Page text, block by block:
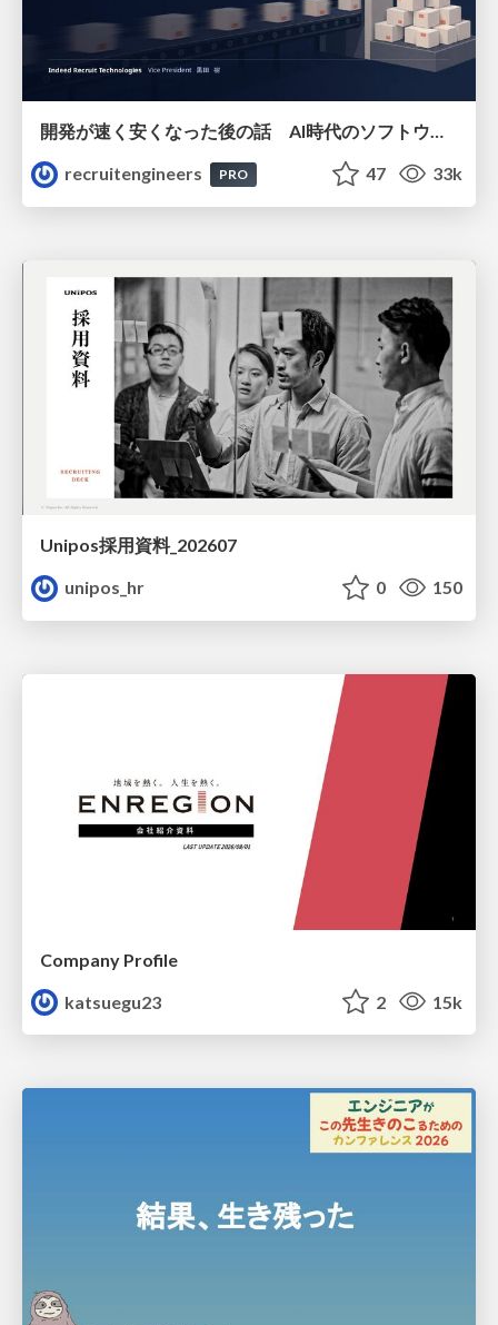
recruitengineers
PRO 47 33k
Unipos採用資料_202607
unipos_hr
0 150
Company Profile
katsuegu23
2 15k